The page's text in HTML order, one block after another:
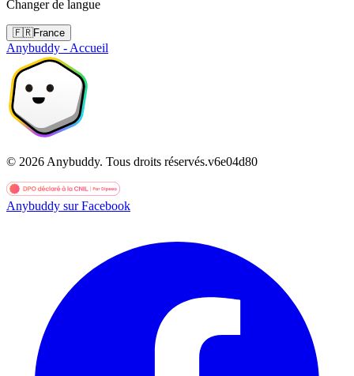
Changer de langue
🇫🇷France
Anybuddy - Accueil
© 2026 Anybuddy. Tous droits réservés.v6e04d80
Anybuddy sur Facebook